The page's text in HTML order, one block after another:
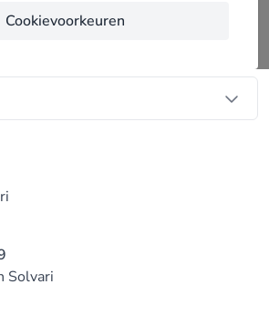
Cookievoorkeuren
Solvari